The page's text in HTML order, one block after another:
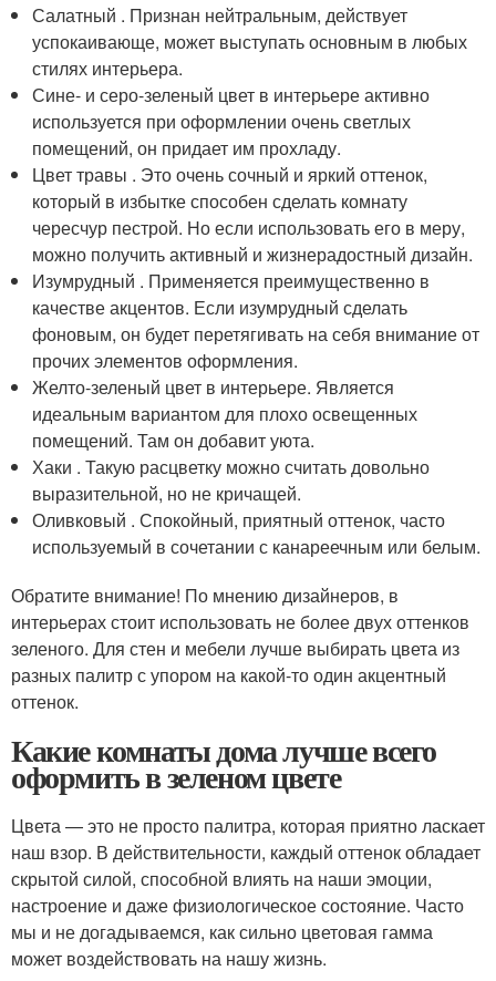
Салатный . Признан нейтральным, действует
успокаивающе, может выступать основным в любых
стилях интерьера.
Сине- и серо-зеленый цвет в интерьере активно
используется при оформлении очень светлых
помещений, он придает им прохладу.
Цвет травы . Это очень сочный и яркий оттенок,
который в избытке способен сделать комнату
чересчур пестрой. Но если использовать его в меру,
можно получить активный и жизнерадостный дизайн.
Изумрудный . Применяется преимущественно в
качестве акцентов. Если изумрудный сделать
фоновым, он будет перетягивать на себя внимание от
прочих элементов оформления.
Желто-зеленый цвет в интерьере. Является
идеальным вариантом для плохо освещенных
помещений. Там он добавит уюта.
Хаки . Такую расцветку можно считать довольно
выразительной, но не кричащей.
Оливковый . Спокойный, приятный оттенок, часто
используемый в сочетании с канареечным или белым.
Обратите внимание! По мнению дизайнеров, в
интерьерах стоит использовать не более двух оттенков
зеленого. Для стен и мебели лучше выбирать цвета из
разных палитр с упором на какой-то один акцентный
оттенок.
Какие комнаты дома лучше всего
оформить в зеленом цвете
Цвета — это не просто палитра, которая приятно ласкает
наш взор. В действительности, каждый оттенок обладает
скрытой силой, способной влиять на наши эмоции,
настроение и даже физиологическое состояние. Часто
мы и не догадываемся, как сильно цветовая гамма
может воздействовать на нашу жизнь.